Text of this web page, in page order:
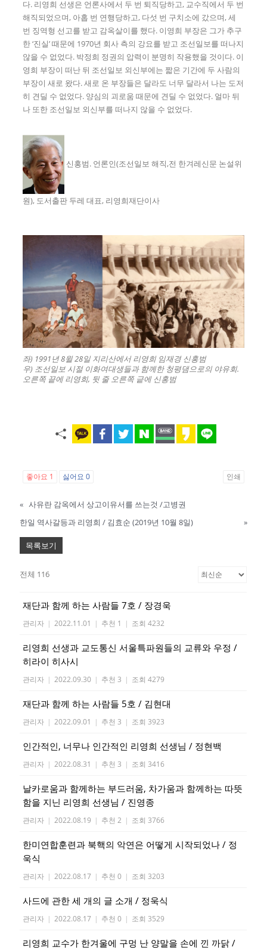
다. 리영희 선생은 언론사에서 두 번 퇴직당하고, 교수직에서 두 번
해직되었으며, 아홉 번 연행당하고, 다섯 번 구치소에 갔으며, 세
번 징역형 선고를 받고 감옥살이를 했다. 이영희 부장은 그가 추구
한 ‘진실’ 때문에 1970년 회사 측의 강요를 받고 조선일보를 떠나지
않을 수 없었다. 박정희 정권의 압력이 분명히 작용했을 것이다. 이
영희 부장이 떠난 뒤 조선일보 외신부에는 짧은 기간에 두 사람의
부장이 새로 왔다. 새로 온 부장들은 달라도 너무 달라서 나는 도저
히 견딜 수 없었다. 양심의 괴로움 때문에 견딜 수 없었다. 얼마 뒤
나 또한 조선일보 외신부를 떠나지 않을 수 없었다.
신홍범. 언론인(조선일보 해직,전 한겨레신문 논설위
원), 도서출판 두레 대표, 리영희재단이사
좌) 1991년 8윌 28일 지리산에서 리영희 임재경 신홍범
우) 조선일보 시절 이화여대생들과 함께한 청평댐으로의 야유회.
오른쪽 끝에 리영희, 뒷 줄 오른쪽 긑에 신홍범
좋아요 1 싫어요0 인쇄
« 사유란 감옥에서 상고이유서를 쓰는것 /고병권
한일 역사갈등과 리영희 / 김효순 (2019년 10월 8일)
»
목록보기
전체 116
재단과 함께 하는 사람들 7호 / 장경욱
관리자 | 2022.11.01 | 추천 1 | 조회 4232
리영희 선생과 교도통신 서울특파원들의 교류와 우정 /
히라이 히사시
관리자 | 2022.09.30 | 추천 3 | 조회 4279
재단과 함께 하는 사람들 5호 / 김현대
관리자 | 2022.09.01 | 추천 3 | 조회 3923
인간적인, 너무나 인간적인 리영희 선생님 / 정현백
관리자 | 2022.08.31 | 추천 3 | 조회 3416
날카로움과 함께하는 부드러움, 차가움과 함께하는 따뜻
함을 지닌 리영희 선생님 / 진영종
관리자 | 2022.08.19 | 추천 2 | 조회 3766
한미연합훈련과 북핵의 악연은 어떻게 시작되었나 / 정
욱식
관리자 | 2022.08.17 | 추천 0 | 조회 3203
사드에 관한 세 개의 글 소개 / 정욱식
관리자 | 2022.08.17 | 추천 0 | 조회 3529
리영희 교수가 한겨울에 구멍 난 양말을 손에 낀 까닭 /